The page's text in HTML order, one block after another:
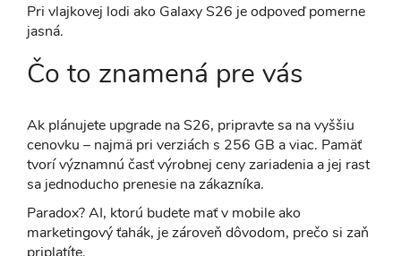
Pri vlajkovej lodi ako Galaxy S26 je odpoveď pomerne
jasná.
Čo to znamená pre vás
Ak plánujete upgrade na S26, pripravte sa na vyššiu
cenovku – najmä pri verziách s 256 GB a viac. Pamäť
tvorí významnú časť výrobnej ceny zariadenia a jej rast
sa jednoducho prenesie na zákazníka.
Paradox? AI, ktorú budete mať v mobile ako
marketingový ťahák, je zároveň dôvodom, prečo si zaň
priplatíte.